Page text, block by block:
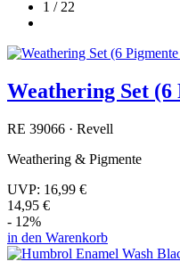
1 / 22
Weathering Set (6
RE 39066 · Revell
Weathering & Pigmente
UVP: 16,99 €
14,95 €
- 12%
in den Warenkorb